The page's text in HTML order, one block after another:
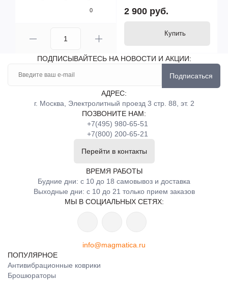
0 2 900 руб.
Купить
ПОДПИСЫВАЙТЕСЬ НА НОВОСТИ И АКЦИИ:
Подписаться
АДРЕС:
г. Москва, Электролитный проезд 3 стр. 88, эт. 2
ПОЗВОНИТЕ НАМ:
+7(495) 980-65-51
+7(800) 200-65-21
Перейти в контакты
ВРЕМЯ РАБОТЫ
Будние дни: с 10 до 18 самовывоз и доставка
Выходные дни: с 10 до 21 только прием заказов
МЫ В СОЦИАЛЬНЫХ СЕТЯХ:
info@magmatica.ru
ПОПУЛЯРНОЕ
Антивибрационные коврики
Брошюраторы